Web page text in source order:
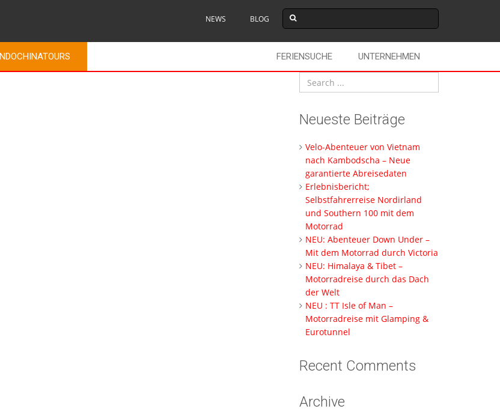
NEWS BLOG
INDOCHINATOURS UNTERNEHMEN
FERIENSUCHE
Neueste Beiträge
Velo-Abenteuer von Vietnam
nach Kambodscha – Neue
garantierte Abreisedaten
Erlebnisbericht;
Selbstfahrerreise Nordirland
und Southern 100 mit dem
Motorrad
NEU: Abenteuer Down Under –
Mit dem Motorrad durch Victoria
NEU: Himalaya & Tibet –
Motorradreise durch das Dach
der Welt
NEU : TT Isle of Man –
Motorradreise mit Glamping &
Eurotunnel
Recent Comments
Archive